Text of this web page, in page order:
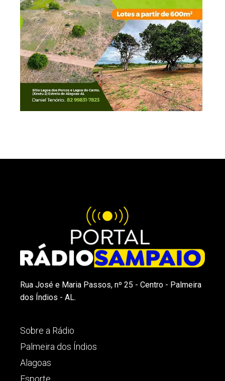
Rua José e Maria Passos, nº 25 - Centro - Palmeira
dos Índios - AL.
Sobre a Rádio
Palmeira dos Índios
Alagoas
Esporte